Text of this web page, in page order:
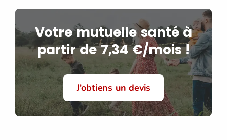
Votre mutuelle santé à
partir de 7,34 €/mois !
J'obtiens un devis